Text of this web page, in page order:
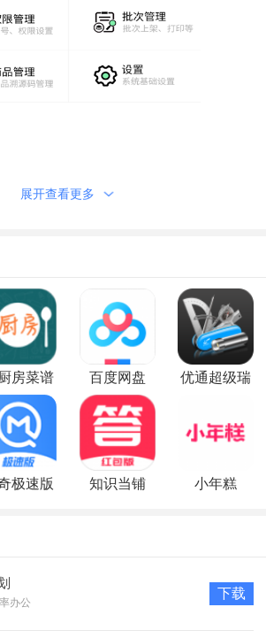
入，不可篡改。
架母批次，母批次逐级和下级流程关
户就能添加商品，生成溯源码。而通过
品的整个生命周期。
生的数据都通过区块链进行保存，通过
据的真实可信。
置。
综合信息。
、打印等。
展开查看更多
房菜谱
大全
百度网盘
优通超级瑞
极速版 知识当铺 小年糕
办公
下载